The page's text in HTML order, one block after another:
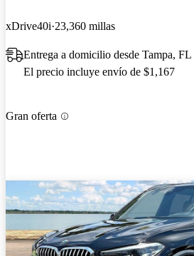
xDrive40i 23,360 millas
Entrega a domicilio desde Tampa, FL
El precio incluye envío de $1,167
Gran oferta